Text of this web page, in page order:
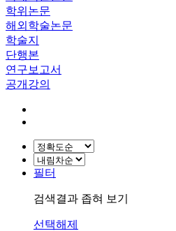
학위논문
해외학술논문
학술지
단행본
연구보고서
공개강의
필터
검색결과 좁혀 보기
선택해제